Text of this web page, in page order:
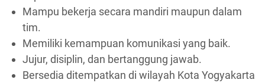
Mampu bekerja secara mandiri maupun dalam
tim.
Memiliki kemampuan komunikasi yang baik.
Jujur, disiplin, dan bertanggung jawab.
Bersedia ditempatkan di wilayah Kota Yogyakarta